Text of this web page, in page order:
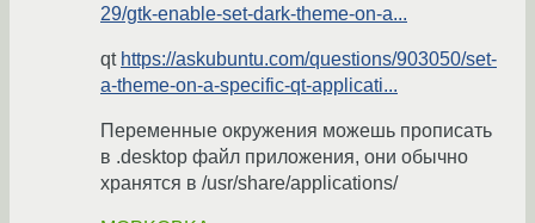
29/gtk-enable-set-dark-theme-on-a...
qt https://askubuntu.com/questions/903050/set-
a-theme-on-a-specific-qt-applicati...
Переменные окружения можешь прописать
в .desktop файл приложения, они обычно
хранятся в /usr/share/applications/